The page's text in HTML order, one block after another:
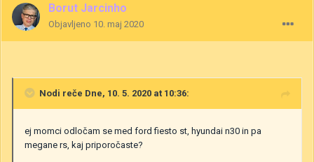
Borut Jarcinho
Objavljeno 10. maj 2020
Nodi reče Dne, 10. 5. 2020 at 10:36:
ej momci odločam se med ford fiesto st, hyundai n30 in pa
megane rs, kaj priporočaste?